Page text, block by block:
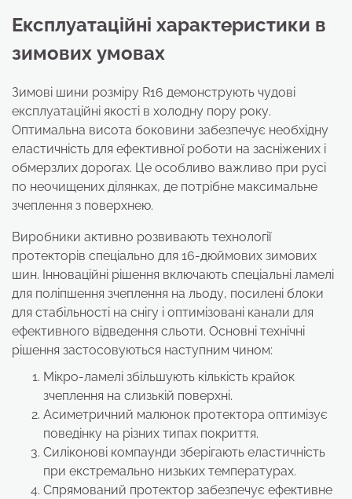
Експлуатаційні характеристики в
зимових умовах
Зимові шини розміру R16 демонструють чудові
експлуатаційні якості в холодну пору року.
Оптимальна висота боковини забезпечує необхідну
еластичність для ефективної роботи на засніжених і
обмерзлих дорогах. Це особливо важливо при русі
по неочищених ділянках, де потрібне максимальне
зчеплення з поверхнею.
Виробники активно розвивають технології
протекторів спеціально для 16-дюймових зимових
шин. Інноваційні рішення включають спеціальні ламелі
для поліпшення зчеплення на льоду, посилені блоки
для стабільності на снігу і оптимізовані канали для
ефективного відведення сльоти. Основні технічні
рішення застосовуються наступним чином:
Мікро-ламелі збільшують кількість крайок
зчеплення на слизькій поверхні.
Асиметричний малюнок протектора оптимізує
поведінку на різних типах покриття.
Силіконові компаунди зберігають еластичність
при екстремально низьких температурах.
Спрямований протектор забезпечує ефективне